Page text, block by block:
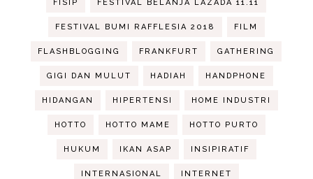
FISIP FESTIVAL BELANJA LAZADA 11.11
FESTIVAL BUMI RAFFLESIA 2018 FILM
FLASHBLOGGING FRANKFURT GATHERING
GIGI DAN MULUT HADIAH HANDPHONE
HIDANGAN HIPERTENSI HOME INDUSTRI
HOTTO HOTTO MAME HOTTO PURTO
HUKUM IKAN ASAP INSIPIRATIF
INTERNASIONAL INTERNET